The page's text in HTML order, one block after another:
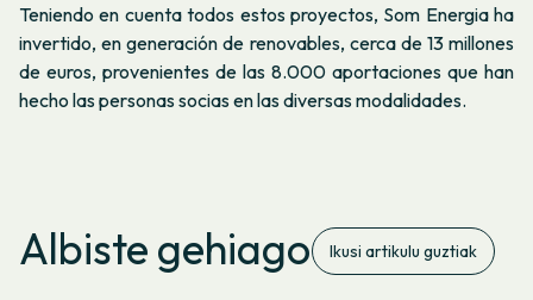
Teniendo en cuenta todos estos proyectos, Som Energia ha
invertido, en generación de renovables, cerca de 13 millones
de euros, provenientes de las 8.000 aportaciones que han
hecho las personas socias en las diversas modalidades.
Albiste gehiago Ikusi artikulu guztiak